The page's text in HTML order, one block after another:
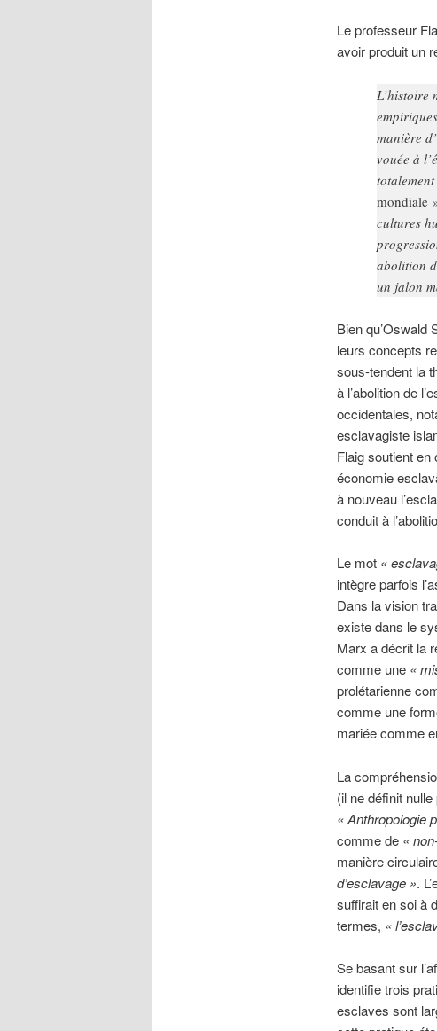
Le professeur
avoir produit un
L’histoire
manière
vouée à
mondiale
cultures
abolition
un jalon
Bien qu’Oswald
leurs concepts
sous-tendent la
à l’abolition de
occidentales,
esclavagiste
Flaig soutient en
économie
à nouveau
conduit à
Le mot «
intègre parfois
Dans la vision
existe dans le
Marx a décrit la
comme une «
prolétarienne
comme une
mariée comme
La
(il ne définit
« Anthropologie
comme de «
manière
d’esclavage ».
suffirait en soi à
termes, «
Se basant sur
identifie trois
esclaves sont